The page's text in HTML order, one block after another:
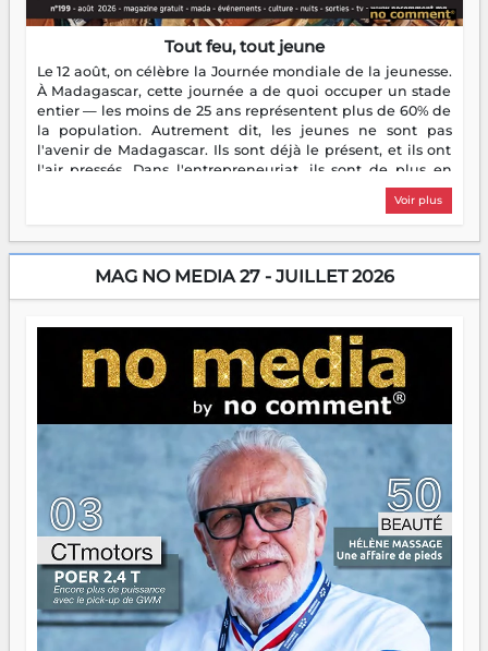
Tout feu, tout jeune
Le 12 août, on célèbre la Journée mondiale de la jeunesse.
À Madagascar, cette journée a de quoi occuper un stade
entier — les moins de 25 ans représentent plus de 60% de
la population. Autrement dit, les jeunes ne sont pas
l'avenir de Madagascar. Ils sont déjà le présent, et ils ont
l'air pressés. Dans l'entrepreneuriat, ils sont de plus en
plus nombreux à se lancer, à créer, à risquer — souvent
sans filet, souvent sans aide, mais toujours avec cette
dorment vraiment la nuit. En culture, les nouvelles sont
encore meilleures. Aina Rasamoelina vient de décrocher le
Prix RFI Instrumental Afrique. Miangaly Elia rafle le Prix
jeunes qui tiennent la torche. Alors oui, on pourrait
s'arrêter là, applaudir et rentrer chez soi satisfait. Mais ce
serait passer à côté d'une chose essentielle. La fougue, ça
brûle fort — et parfois, ça brûle vite. Une flamme sans
direction peut éclairer autant qu'elle peut consumer. C'est
là que les aînés entrent en scène — pas pour reprendre le
gouvernail, mais pour montrer où sont les récifs. Les jeunes
ont la force, les vieux ont l'expérience, comme on dit. Ce
n'est pas un combat de générations — c'est une question
d'équipage. Partagez vos réussites, mais aussi vos échecs.
Surtout vos échecs, d'ailleurs — ils enseignent mieux que
n'importe quel manuel. À Madagascar, la barque avance.
Il faut juste s'assurer que tout le monde rame dans le
même sens.
Voir plus
MAG NO MEDIA 27 - JUILLET 2026